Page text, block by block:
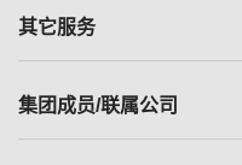
美联豪宅
独家楼盘
租房
查询热线
按揭计算机
负担能力计算机
指数
历史成交
其它服务
小区专页
集团成员/联属公司